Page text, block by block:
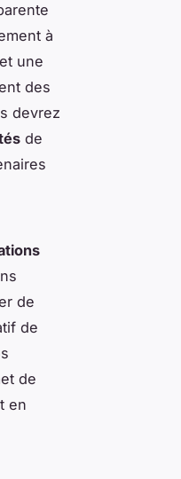
à
une
des
devrez
de
de
de
de
en